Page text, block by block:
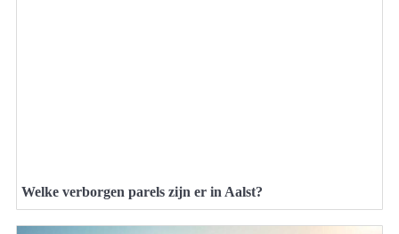
Welke verborgen parels zijn er in Aalst?